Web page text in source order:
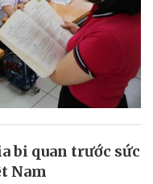
bi quan trước sức
Nam